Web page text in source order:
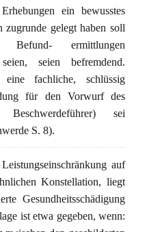
ein bewusstes
zugrunde gelegt haben soll
ermittlungen
seien befremdend.
fachliche, schlüssig
für den Vorwurf des
sei
S. 8).
auf
Konstellation, liegt
Gesundheitsschädigung
ist etwa gegeben, wenn: